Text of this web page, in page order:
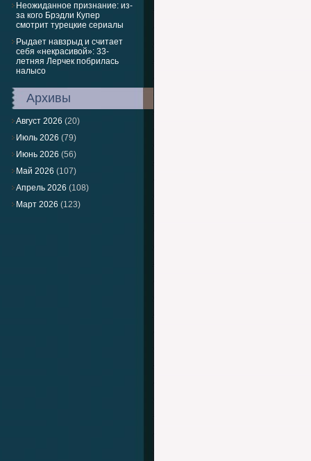
Неожиданное признание: из-
за кого Брэдли Купер
смотрит турецкие сериалы
Рыдает навзрыд и считает
себя «некрасивой»: 33-
летняя Лерчек побрилась
налысо
Архивы
Август 2026 (20)
Июль 2026 (79)
Июнь 2026 (56)
Май 2026 (107)
Апрель 2026 (108)
Март 2026 (123)